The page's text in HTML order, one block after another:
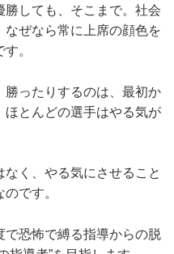
しても、そこまで。社会
ぜなら常に上席の顔色を
。
勝ったりするのは、最初か
ほとんどの選手はやる気が
く、やる気にさせること
です。
で恐怖で縛る指導からの脱